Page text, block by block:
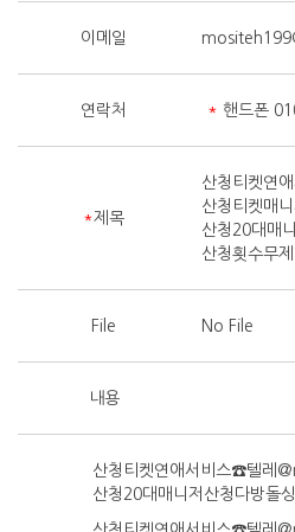
이메일
연락처 * 핸드폰
*제목
산청티켓연
산청티켓매
산청20대매
산청횟수무
File No File
내용
산청티켓연애서비스☎텔레
산청20대매니저산청다방돌